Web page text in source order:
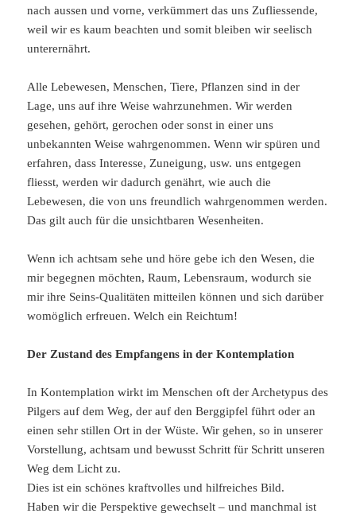
nach aussen und vorne, verkümmert das uns Zufliessende,
weil wir es kaum beachten und somit bleiben wir seelisch
unterernährt.
Alle Lebewesen, Menschen, Tiere, Pflanzen sind in der
Lage, uns auf ihre Weise wahrzunehmen. Wir werden
gesehen, gehört, gerochen oder sonst in einer uns
unbekannten Weise wahrgenommen. Wenn wir spüren und
erfahren, dass Interesse, Zuneigung, usw. uns entgegen
fliesst, werden wir dadurch genährt, wie auch die
Lebewesen, die von uns freundlich wahrgenommen werden.
Das gilt auch für die unsichtbaren Wesenheiten.
Wenn ich achtsam sehe und höre gebe ich den Wesen, die
mir begegnen möchten, Raum, Lebensraum, wodurch sie
mir ihre Seins-Qualitäten mitteilen können und sich darüber
womöglich erfreuen. Welch ein Reichtum!
Der Zustand des Empfangens in der Kontemplation
In Kontemplation wirkt im Menschen oft der Archetypus des
Pilgers auf dem Weg, der auf den Berggipfel führt oder an
einen sehr stillen Ort in der Wüste. Wir gehen, so in unserer
Vorstellung, achtsam und bewusst Schritt für Schritt unseren
Weg dem Licht zu.
Dies ist ein schönes kraftvolles und hilfreiches Bild.
Haben wir die Perspektive gewechselt – und manchmal ist